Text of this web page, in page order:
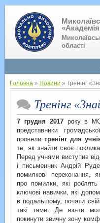
«Академія
області
Головна» Новини » Тренінг
Тренінг
7 грудня 2017року в
представники
провели тренінг для
те, як знайти своє
Перед учнями виступив
і письменник Андрій
помилкові переконання,
про помилки, які
ключові навички, які
в подальшому, почати
такі теми: Де взяти
покинути звичну зону